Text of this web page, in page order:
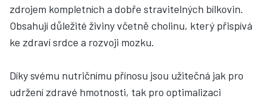
zdrojem kompletních a dobře stravitelných bílkovin.
Obsahují důležité živiny včetně cholinu, který přispívá
ke zdraví srdce a rozvoji mozku.
Díky svému nutričnímu přínosu jsou užitečná jak pro
udržení zdravé hmotnosti, tak pro optimalizaci